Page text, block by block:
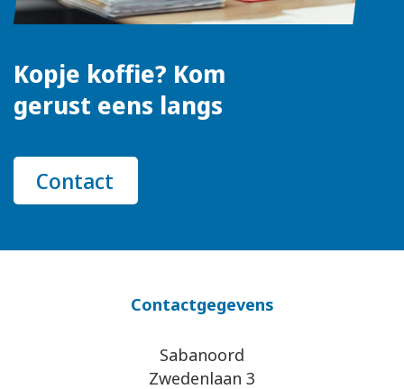
Kopje koffie? Kom
gerust eens langs
Contact
Contactgegevens
Sabanoord
Zwedenlaan 3